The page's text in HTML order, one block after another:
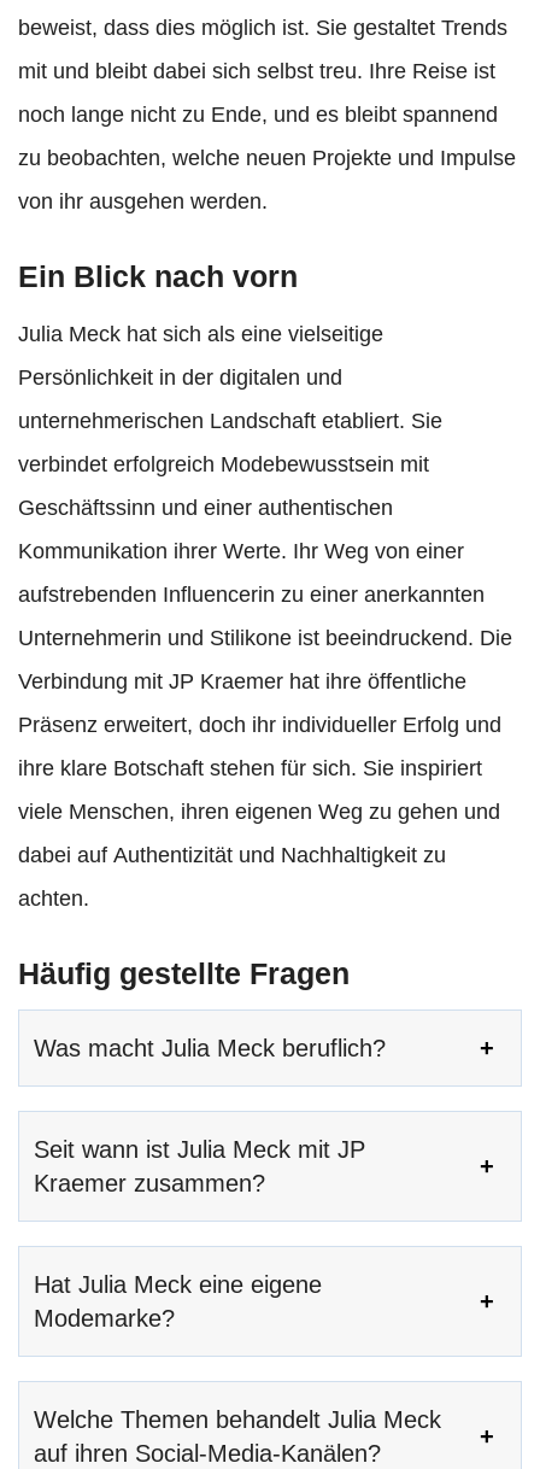
beweist, dass dies möglich ist. Sie gestaltet Trends
mit und bleibt dabei sich selbst treu. Ihre Reise ist
noch lange nicht zu Ende, und es bleibt spannend
zu beobachten, welche neuen Projekte und Impulse
von ihr ausgehen werden.
Ein Blick nach vorn
Julia Meck hat sich als eine vielseitige
Persönlichkeit in der digitalen und
unternehmerischen Landschaft etabliert. Sie
verbindet erfolgreich Modebewusstsein mit
Geschäftssinn und einer authentischen
Kommunikation ihrer Werte. Ihr Weg von einer
aufstrebenden Influencerin zu einer anerkannten
Unternehmerin und Stilikone ist beeindruckend. Die
Verbindung mit JP Kraemer hat ihre öffentliche
Präsenz erweitert, doch ihr individueller Erfolg und
ihre klare Botschaft stehen für sich. Sie inspiriert
viele Menschen, ihren eigenen Weg zu gehen und
dabei auf Authentizität und Nachhaltigkeit zu
achten.
Häufig gestellte Fragen
Was macht Julia Meck beruflich?
Seit wann ist Julia Meck mit JP
Kraemer zusammen?
Hat Julia Meck eine eigene
Modemarke?
Welche Themen behandelt Julia Meck
auf ihren Social-Media-Kanälen?